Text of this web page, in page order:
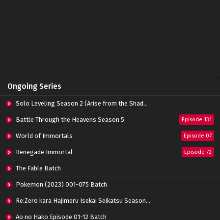
Eps 47 - February 3, 2023
Swallowed Star Season 2 Episode 46 Subtitle
Eps 46 - February 3, 2023
Swallowed Star Season 2 Episode 45 Subtitle
Swallowed Star Season 2 Episode 44
Subtitle Indonesia
Eps 44 - January 12, 2023
Ongoing Series
Solo Leveling Season 2 (Arise from the Shadow)
Battle Through the Heavens Season 5 Episode 131
World of Immortals Episode 07
Renegade Immortal Episode 72
The Fable Batch
Pokemon (2023) 001-075 Batch
Re:Zero kara Hajimeru Isekai Seikatsu Season 3 Episode 01-08 Batch
Ao no Hako Episode 01-12 Batch